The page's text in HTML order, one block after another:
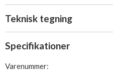
Teknisk tegning
Specifikationer
Varenummer: